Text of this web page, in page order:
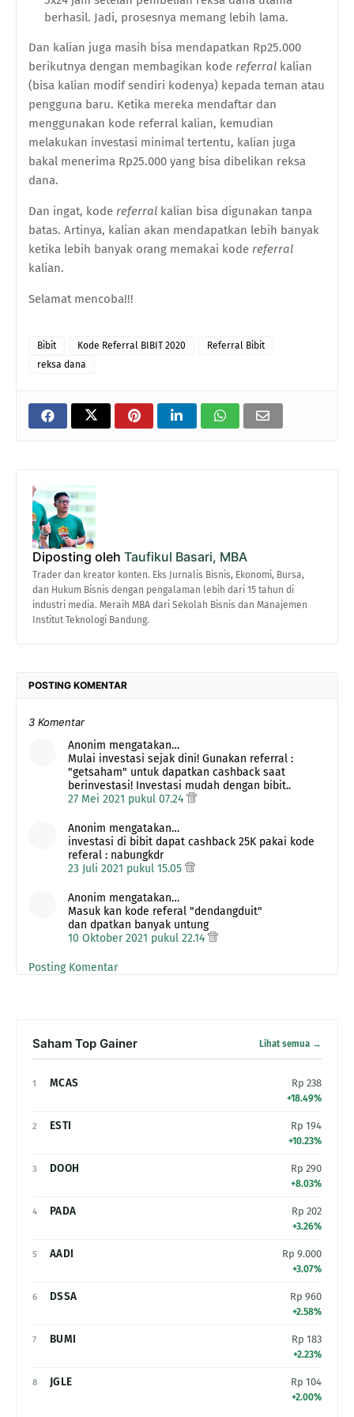
berhasil. Jadi, prosesnya memang lebih lama.
Dan kalian juga masih bisa mendapatkan Rp25.000
berikutnya dengan membagikan kode referral kalian
(bisa kalian modif sendiri kodenya) kepada teman atau
pengguna baru. Ketika mereka mendaftar dan
menggunakan kode referral kalian, kemudian
melakukan investasi minimal tertentu, kalian juga
bakal menerima Rp25.000 yang bisa dibelikan reksa
dana.
Dan ingat, kode referral kalian bisa digunakan tanpa
batas. Artinya, kalian akan mendapatkan lebih banyak
ketika lebih banyak orang memakai kode referral
kalian.
Selamat mencoba!!!
Bibit Kode Referral BIBIT 2020
Referral Bibit
reksa dana
Diposting oleh Taufikul Basari, MBA
Trader dan kreator konten. Eks Jurnalis Bisnis, Ekonomi, Bursa,
dan Hukum Bisnis dengan pengalaman lebih dari 15 tahun di
industri media. Meraih MBA dari Sekolah Bisnis dan Manajemen
Institut Teknologi Bandung.
POSTING KOMENTAR
3 Komentar
Anonim mengatakan…
Mulai investasi sejak dini! Gunakan referral :
"getsaham" untuk dapatkan cashback saat
berinvestasi! Investasi mudah dengan bibit..
27 Mei 2021 pukul 07.24
Anonim mengatakan…
investasi di bibit dapat cashback 25K pakai kode
referal : nabungkdr
23 Juli 2021 pukul 15.05
Anonim mengatakan…
Masuk kan kode referal "dendangduit"
dan dpatkan banyak untung
10 Oktober 2021 pukul 22.14
Posting Komentar
Saham Top Gainer Lihat semua →
1 MCAS Rp 238
+18.49%
2 ESTI Rp 194
+10.23%
3 DOOH Rp 290
+8.03%
4 PADA Rp 202
+3.26%
5 AADI Rp 9.000
+3.07%
6 DSSA Rp 960
+2.58%
7 BUMI Rp 183
+2.23%
8 JGLE Rp 104
+2.00%